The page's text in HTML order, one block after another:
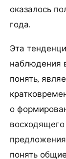
оказалось
года.
Эта
наблюдения
понять,
о
понять